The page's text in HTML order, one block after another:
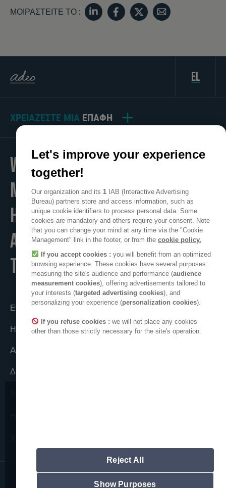
Ποτέ δεν θα σας ζητήσουμε να κοινοποιήσετε
τα προσωπικά σας στοιχεία.
Παρακαλείστε να σημειώσετε ότι όλες οι
επίσημες διευθύνσεις ηλεκτρονικού
ταχυδρομείου της ADEO ακολουθούν την
ΜΟΙΡΑΣΤΕΊΤΕ ΤΟ :
el
ΧΡΕΙΆΖΕΣΤΕ ΜΙΑ ΕΠΑΦΉ
WE
MAKE
HOME
A POSITIVE PLACE
TO LIVE
Ενεργώντας από κοινού
Η συλλογικότητα ADEO
ADEO στον κόσμο
Δεοντολογικές δεσμεύσεις
Let's improve your experience
together!
Our organization and its 1 IAB (Interactive Advertising
Bureau) partners store and access information, such as
unique cookie identifiers to process personal data. Some
cookies are mandatory and others require your consent. Note
that you can change your mind at any time via the "Cookie
Management" link in the footer, or from the cookie policy.
If you accept cookies : you will benefit from an optimized
browsing experience. These cookies have several purposes:
measuring the site's audience and performance (audience
measurement cookies), offering advertisements tailored to
your interests (targeted advertising cookies), and
personalizing your experience (personalization cookies).
If you refuse cookies : we will not place any cookies
other than those strictly necessary for the site's operation.
Reject All
Show Purposes